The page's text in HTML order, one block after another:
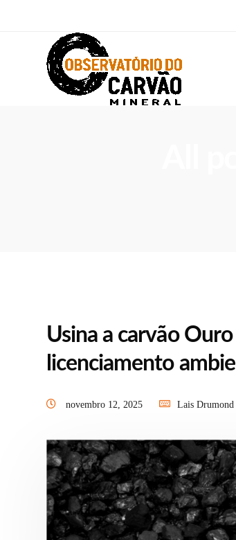
Usina a carvão
licenciamento
novembro 12, 2025 Lais Drumond